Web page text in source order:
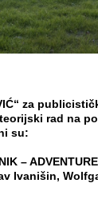
za
rad na
su:
–
Ivanišin,